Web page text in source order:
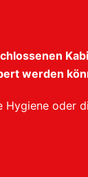
werden
oder